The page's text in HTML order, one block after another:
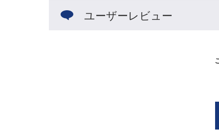
ユーザーレビュー